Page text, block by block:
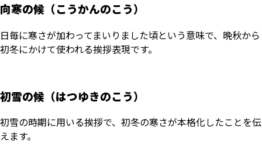
向寒の候（こうかんのこう）
日毎に寒さが加わってまいりました頃という意味で、晩秋から
初冬にかけて使われる挨拶表現です。
初雪の候（はつゆきのこう）
初雪の時期に用いる挨拶で、初冬の寒さが本格化したことを伝
えます。